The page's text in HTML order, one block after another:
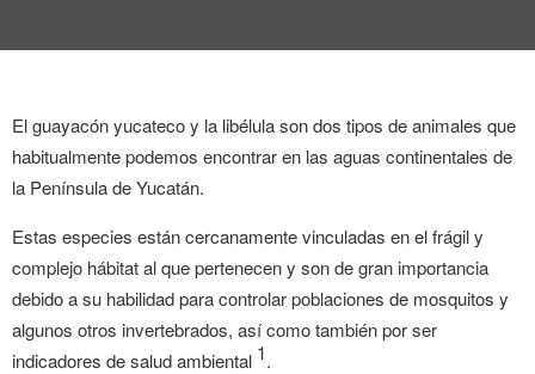
El guayacón yucateco y la libélula son dos tipos de animales que
habitualmente podemos encontrar en las aguas continentales de
la Península de Yucatán.
Estas especies están cercanamente vinculadas en el frágil y
complejo hábitat al que pertenecen y son de gran importancia
debido a su habilidad para controlar poblaciones de mosquitos y
algunos otros invertebrados, así como también por ser
indicadores de salud ambiental 1.